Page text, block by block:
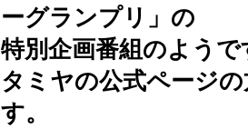
ーグランプリ」の
特別企画番組のようで
タミヤの公式ページ
す。